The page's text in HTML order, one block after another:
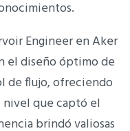
Engineer en Aker
el diseño óptimo de
de flujo, ofreciendo
que captó el
brindó valiosas